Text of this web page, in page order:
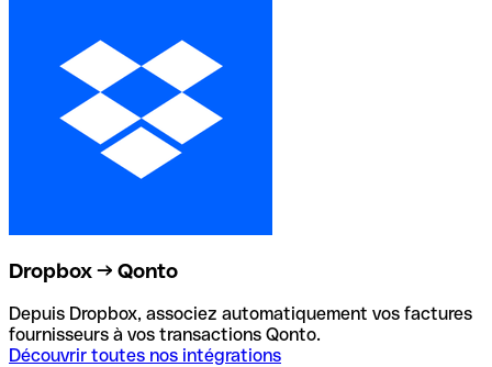
Dropbox → Qonto
Depuis Dropbox, associez automatiquement vos factures
fournisseurs à vos transactions Qonto.
Découvrir toutes nos intégrations